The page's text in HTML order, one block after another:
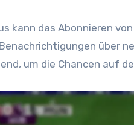
kann das Abonnieren
über
um die Chancen auf